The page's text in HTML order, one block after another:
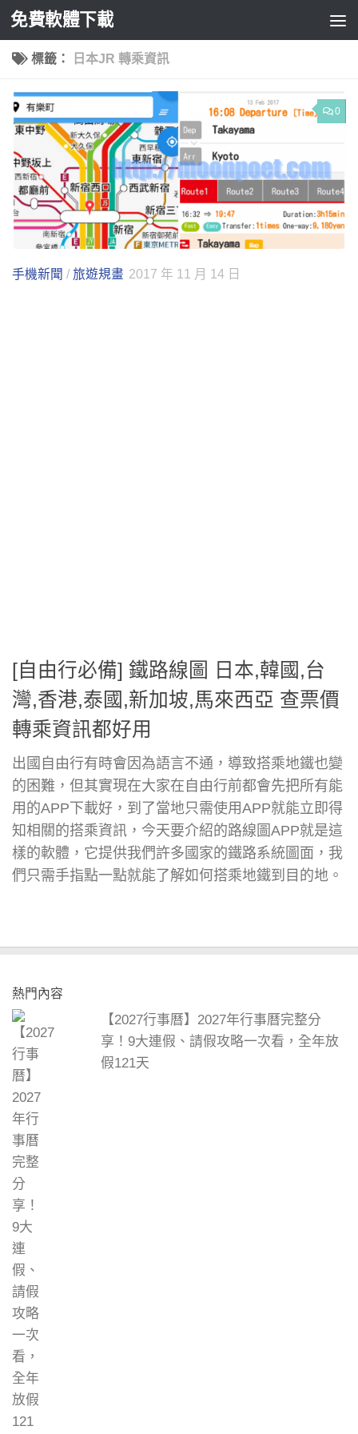
Skip to content
免費軟體下載
標籤： 日本JR 轉乘資訊
0
手機新聞 / 旅遊規畫 2017 年 11 月 14 日
[自由行必備] 鐵路線圖 日本,韓國,台
灣,香港,泰國,新加坡,馬來西亞 查票價
轉乘資訊都好用
出國自由行有時會因為語言不通，導致搭乘地鐵也變
的困難，但其實現在大家在自由行前都會先把所有能
用的APP下載好，到了當地只需使用APP就能立即得
知相關的搭乘資訊，今天要介紹的路線圖APP就是這
樣的軟體，它提供我們許多國家的鐵路系統圖面，我
們只需手指點一點就能了解如何搭乘地鐵到目的地。
熱門內容
【2027行事曆】2027年行事曆完整分
享！9大連假、請假攻略一次看，全年放
假121天